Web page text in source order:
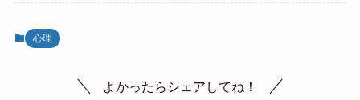
心理
よかったらシェアしてね！